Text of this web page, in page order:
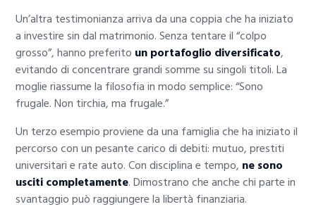
Un’altra testimonianza arriva da una coppia che ha iniziato
a investire sin dal matrimonio. Senza tentare il “colpo
grosso”, hanno preferito un portafoglio diversificato,
evitando di concentrare grandi somme su singoli titoli. La
moglie riassume la filosofia in modo semplice: “Sono
frugale. Non tirchia, ma frugale.”
Un terzo esempio proviene da una famiglia che ha iniziato il
percorso con un pesante carico di debiti: mutuo, prestiti
universitari e rate auto. Con disciplina e tempo, ne sono
usciti completamente. Dimostrano che anche chi parte in
svantaggio può raggiungere la libertà finanziaria.